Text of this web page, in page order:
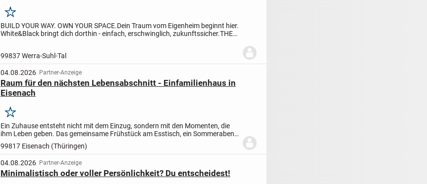
Merken
BUILD YOUR WAY. OWN YOUR SPACE.Dein Traum vom Eigenheim beginnt hier.
White&Black bringt dich dorthin - einfach, erschwinglich, zukunftssicher.THE
99837 Werra-Suhl-Tal
04.08.2026 Partner-Anzeige
Raum für den nächsten Lebensabschnitt - Einfamilienhaus in
Eisenach
Merken
Ein Zuhause entsteht nicht mit dem Einzug, sondern mit den Momenten, die
ihm Leben geben. Das gemeinsame Frühstück am Esstisch, ein Sommerabend
im Garten oder das erste Kinderzimmer unter dem Dach -...
99817 Eisenach (Thüringen)
04.08.2026 Partner-Anzeige
Minimalistisch oder voller Persönlichkeit? Du entscheidest!